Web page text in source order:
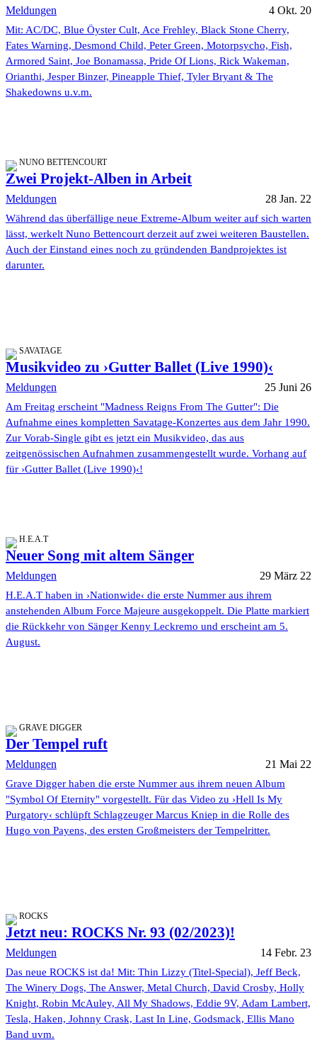
Meldungen 4 Okt. 20
Mit: AC/DC, Blue Öyster Cult, Ace Frehley, Black Stone Cherry,
Fates Warning, Desmond Child, Peter Green, Motorpsycho, Fish,
Armored Saint, Joe Bonamassa, Pride Of Lions, Rick Wakeman,
Orianthi, Jesper Binzer, Pineapple Thief, Tyler Bryant & The
Shakedowns u.v.m.
NUNO BETTENCOURT
Zwei Projekt-Alben in Arbeit
Meldungen 28 Jan. 22
Während das überfällige neue Extreme-Album weiter auf sich warten
lässt, werkelt Nuno Bettencourt derzeit auf zwei weiteren Baustellen.
Auch der Einstand eines noch zu gründenden Bandprojektes ist
darunter.
SAVATAGE
Musikvideo zu ›Gutter Ballet (Live 1990)‹
Meldungen 25 Juni 26
Am Freitag erscheint "Madness Reigns From The Gutter": Die
Aufnahme eines kompletten Savatage-Konzertes aus dem Jahr 1990.
Zur Vorab-Single gibt es jetzt ein Musikvideo, das aus
zeitgenössischen Aufnahmen zusammengestellt wurde. Vorhang auf
für ›Gutter Ballet (Live 1990)‹!
H.E.A.T
Neuer Song mit altem Sänger
Meldungen 29 März 22
H.E.A.T haben in ›Nationwide‹ die erste Nummer aus ihrem
anstehenden Album Force Majeure ausgekoppelt. Die Platte markiert
die Rückkehr von Sänger Kenny Leckremo und erscheint am 5.
August.
GRAVE DIGGER
Der Tempel ruft
Meldungen 21 Mai 22
Grave Digger haben die erste Nummer aus ihrem neuen Album
"Symbol Of Eternity" vorgestellt. Für das Video zu ›Hell Is My
Purgatory‹ schlüpft Schlagzeuger Marcus Kniep in die Rolle des
Hugo von Payens, des ersten Großmeisters der Tempelritter.
ROCKS
Jetzt neu: ROCKS Nr. 93 (02/2023)!
Meldungen 14 Febr. 23
Das neue ROCKS ist da! Mit: Thin Lizzy (Titel-Special), Jeff Beck,
The Winery Dogs, The Answer, Metal Church, David Crosby, Holly
Knight, Robin McAuley, All My Shadows, Eddie 9V, Adam Lambert,
Tesla, Haken, Johnny Crask, Last In Line, Godsmack, Ellis Mano
Band uvm.